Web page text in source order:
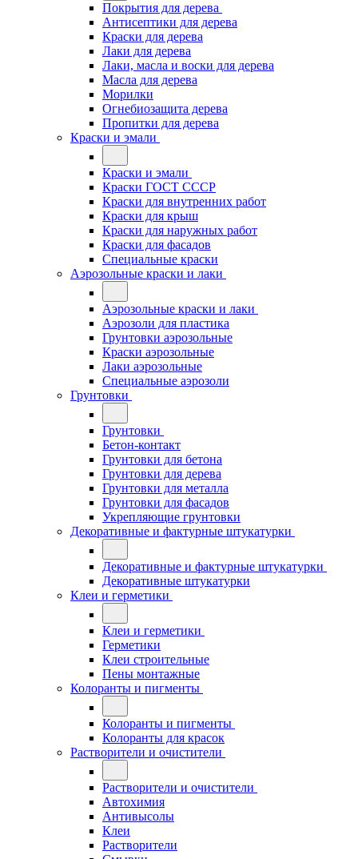
Покрытия для дерева
Антисептики для дерева
Краски для дерева
Лаки для дерева
Лаки, масла и воски для дерева
Масла для дерева
Морилки
Огнебиозащита дерева
Пропитки для дерева
Краски и эмали
Краски и эмали
Краски ГОСТ СССР
Краски для внутренних работ
Краски для крыш
Краски для наружных работ
Краски для фасадов
Специальные краски
Аэрозольные краски и лаки
Аэрозольные краски и лаки
Аэрозоли для пластика
Грунтовки аэрозольные
Краски аэрозольные
Лаки аэрозольные
Специальные аэрозоли
Грунтовки
Грунтовки
Бетон-контакт
Грунтовки для бетона
Грунтовки для дерева
Грунтовки для металла
Грунтовки для фасадов
Укрепляющие грунтовки
Декоративные и фактурные штукатурки
Декоративные и фактурные штукатурки
Декоративные штукатурки
Клеи и герметики
Клеи и герметики
Герметики
Клеи строительные
Пены монтажные
Колоранты и пигменты
Колоранты и пигменты
Колоранты для красок
Растворители и очистители
Растворители и очистители
Автохимия
Антивысолы
Клеи
Растворители